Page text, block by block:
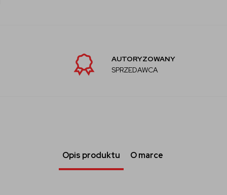
AUTORYZOWANY
SPRZEDAWCA
Opis produktu O marce